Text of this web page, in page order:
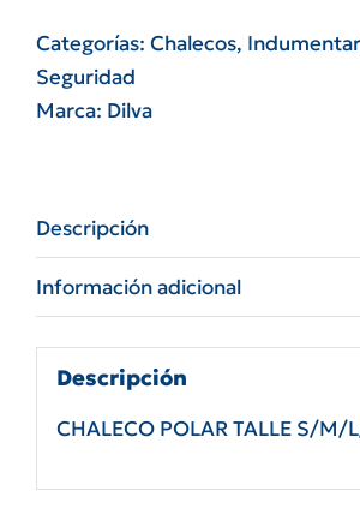
s/m/l/xl/xxl
cantidad
Categorías: Chalecos,
Seguridad
Marca: Dilva
Descripción
Información adicional
Descripción
CHALECO POLAR TALLE S/M/